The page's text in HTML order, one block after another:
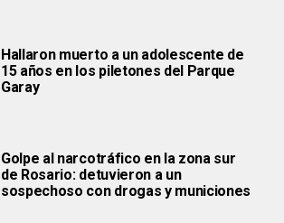
Hallaron muerto a un adolescente de
15 años en los piletones del Parque
Garay
Golpe al narcotráfico en la zona sur
de Rosario: detuvieron a un
sospechoso con drogas y municiones